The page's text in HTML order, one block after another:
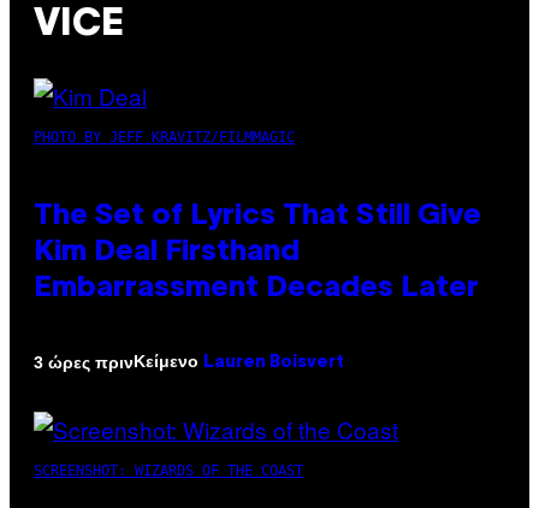
VICE
PHOTO BY JEFF KRAVITZ/FILMMAGIC
The Set of Lyrics That Still Give
Kim Deal Firsthand
Embarrassment Decades Later
3 ώρες πρινΚείμενο Lauren Boisvert
SCREENSHOT: WIZARDS OF THE COAST